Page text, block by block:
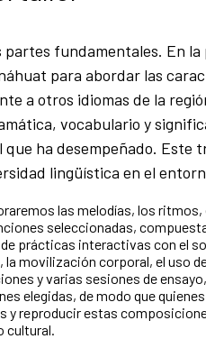
partes fundamentales. En
para abordar las
a otros idiomas de la
vocabulario y
ha desempeñado. Este
lingüística en el
las melodías, los
seleccionadas,
prácticas interactivas con el
movilización corporal, el uso
y varias sesiones de
elegidas, de modo que
y reproducir estas